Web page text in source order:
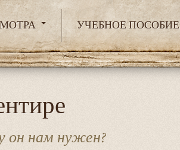
УЧЕБНОЕ ПОСОБИЕ
он нам нужен?